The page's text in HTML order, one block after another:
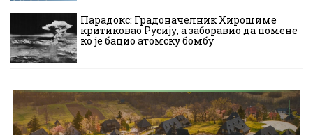
Парадокс: Градоначелник Хирошиме
критиковао Русију, а заборавио да помене
ко је бацио атомску бомбу